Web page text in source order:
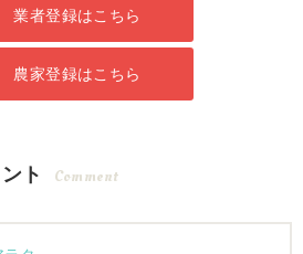
業者登録はこちら
農家登録はこちら
ト Comment